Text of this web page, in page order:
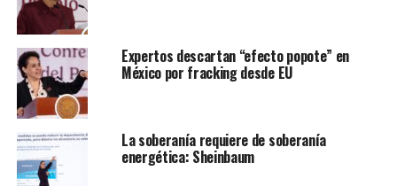
Te puede interesar
Quadri hace fila para pensión
del Bienestar; Sheinbaum lo
exhibe por antes criticar
Por la mañana, Claudia Sheinbaum proyectó a nivel
Expertos descartan “efecto popote” en
México por fracking desde EU
La soberanía requiere de soberanía
energética: Sheinbaum